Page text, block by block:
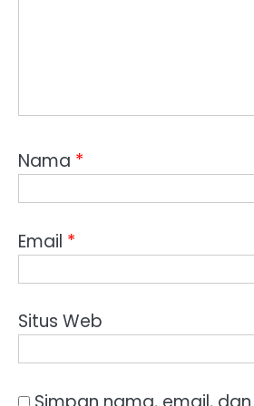
Nama *
Email *
Situs Web